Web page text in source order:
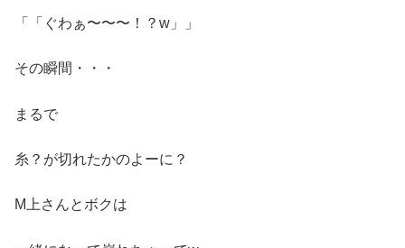
「「ぐわぁ〜〜〜！？w」」
その瞬間・・・
まるで
糸？が切れたかのよーに？
M上さんとボクは